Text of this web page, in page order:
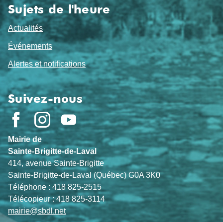
Sujets de l'heure
Actualités
Événements
Alertes et notifications
Suivez-nous
Mairie de
Sainte-Brigitte-de-Laval
414, avenue Sainte-Brigitte
Sainte-Brigitte-de-Laval (Québec) G0A 3K0
Téléphone : 418 825-2515
Télécopieur : 418 825-3114
mairie@sbdl.net